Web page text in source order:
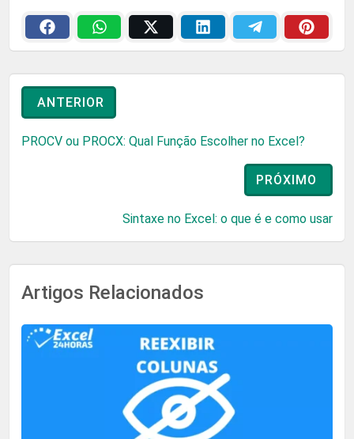
ANTERIOR
PROCV ou PROCX: Qual Função Escolher no Excel?
PRÓXIMO
Sintaxe no Excel: o que é e como usar
Artigos Relacionados